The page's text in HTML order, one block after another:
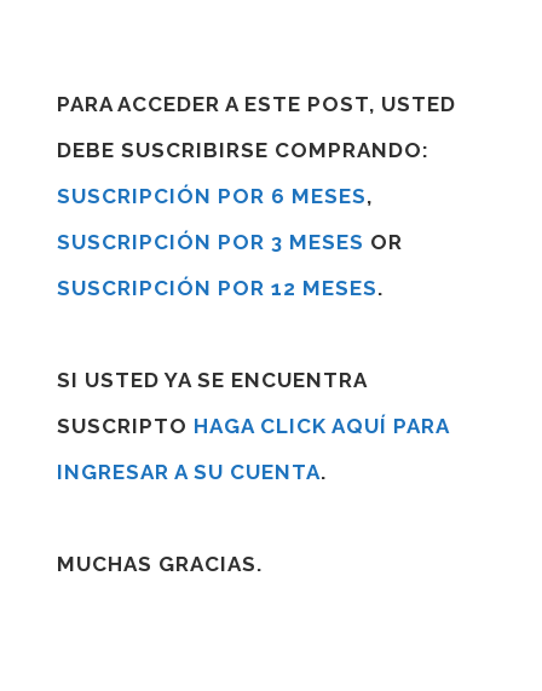
PARA ACCEDER A ESTE POST, USTED
DEBE SUSCRIBIRSE COMPRANDO:
SUSCRIPCIÓN POR 6 MESES,
SUSCRIPCIÓN POR 3 MESES OR
SUSCRIPCIÓN POR 12 MESES.
SI USTED YA SE ENCUENTRA
SUSCRIPTO HAGA CLICK AQUÍ PARA
INGRESAR A SU CUENTA.
MUCHAS GRACIAS.